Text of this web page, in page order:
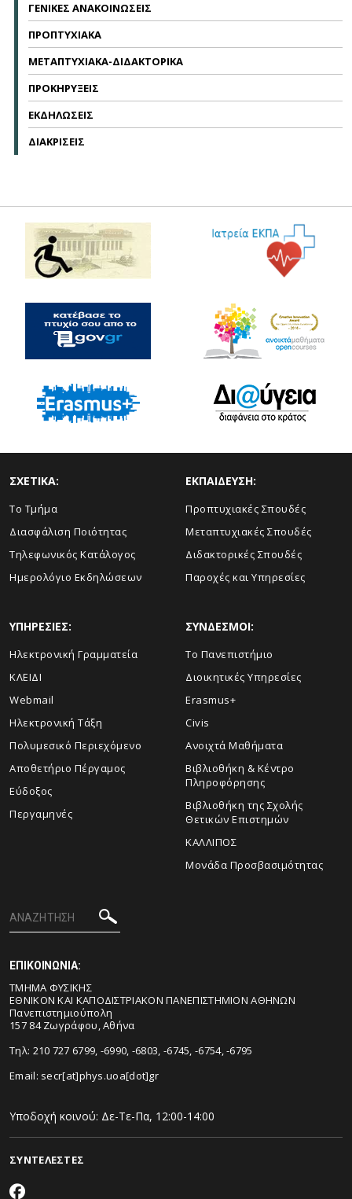
ΓΕΝΙΚΕΣ ΑΝΑΚΟΙΝΩΣΕΙΣ
ΠΡΟΠΤΥΧΙΑΚΑ
ΜΕΤΑΠΤΥΧΙΑΚΑ-ΔΙΔΑΚΤΟΡΙΚΑ
ΠΡΟΚΗΡΥΞΕΙΣ
ΕΚΔΗΛΩΣΕΙΣ
ΔΙΑΚΡΙΣΕΙΣ
ΣΧΕΤΙΚΑ:
Το Τμήμα
Διασφάλιση Ποιότητας
Τηλεφωνικός Κατάλογος
Ημερολόγιο Εκδηλώσεων
ΕΚΠΑΙΔΕΥΣΗ:
Προπτυχιακές Σπουδές
Μεταπτυχιακές Σπουδές
Διδακτορικές Σπουδές
Παροχές και Υπηρεσίες
ΥΠΗΡΕΣΙΕΣ:
Ηλεκτρονική Γραμματεία
ΚΛΕΙΔΙ
Webmail
Ηλεκτρονική Τάξη
Πολυμεσικό Περιεχόμενο
Αποθετήριο Πέργαμος
Εύδοξος
Περγαμηνές
ΣΥΝΔΕΣΜΟΙ:
Το Πανεπιστήμιο
Διοικητικές Υπηρεσίες
Erasmus+
Civis
Ανοιχτά Μαθήματα
Βιβλιοθήκη & Κέντρο
Πληροφόρησης
Βιβλιοθήκη της Σχολής
Θετικών Επιστημών
ΚΑΛΛΙΠΟΣ
Μονάδα Προσβασιμότητας
ΕΠΙΚΟΙΝΩΝΙΑ:
ΤΜΗΜΑ ΦΥΣΙΚΗΣ
ΕΘΝΙΚΟΝ ΚΑΙ ΚΑΠΟΔΙΣΤΡΙΑΚΟΝ ΠΑΝΕΠΙΣΤΗΜΙΟΝ ΑΘΗΝΩΝ
Πανεπιστημιούπολη
157 84 Ζωγράφου, Αθήνα
Τηλ: 210 727 6799, -6990, -6803, -6745, -6754, -6795
Email: secr[at]phys.uoa[dot]gr
Υποδοχή κοινού: Δε-Τε-Πα, 12:00-14:00
ΣΥΝΤΕΛΕΣΤΕΣ